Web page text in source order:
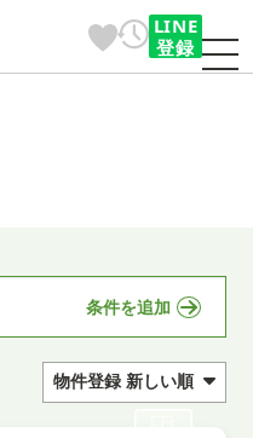
LINE
登録
条件を追加